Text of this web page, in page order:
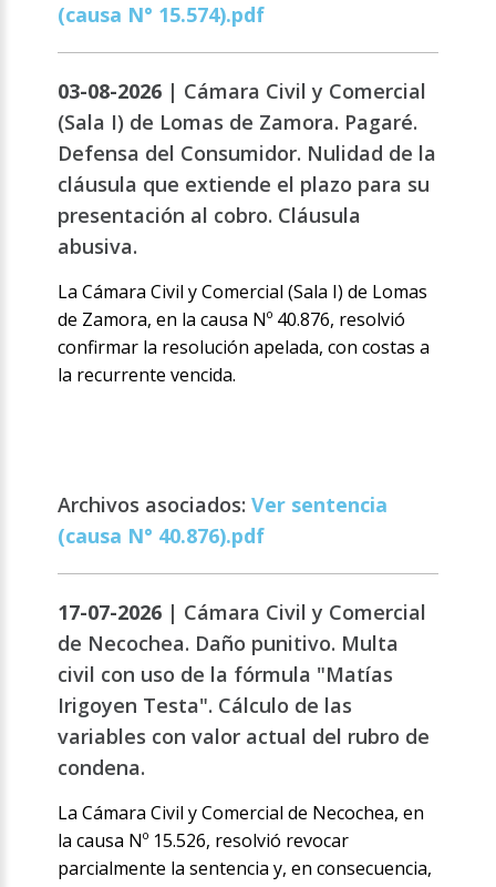
(causa N° 15.574).pdf
03-08-2026 | Cámara Civil y Comercial
(Sala I) de Lomas de Zamora. Pagaré.
Defensa del Consumidor. Nulidad de la
cláusula que extiende el plazo para su
presentación al cobro. Cláusula
abusiva.
La Cámara Civil y Comercial (Sala I) de Lomas
de Zamora, en la causa Nº 40.876, resolvió
confirmar la resolución apelada, con costas a
la recurrente vencida.
Archivos asociados:Ver sentencia
(causa N° 40.876).pdf
17-07-2026 | Cámara Civil y Comercial
de Necochea. Daño punitivo. Multa
civil con uso de la fórmula "Matías
Irigoyen Testa". Cálculo de las
variables con valor actual del rubro de
condena.
La Cámara Civil y Comercial de Necochea, en
la causa Nº 15.526, resolvió revocar
parcialmente la sentencia y, en consecuencia,